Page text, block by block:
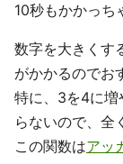
10秒もかかっち
数字を大きくす
がかかるのでお
特に、3を4に増
らないので、全
この関数はアッ